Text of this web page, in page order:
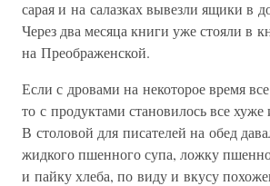
сарая и на салазках вывезли ящики в
Через два месяца книги уже стояли в
на Преображенской.
Если с дровами на некоторое время
то с продуктами становилось все хуже
В столовой для писателей на обед
жидкого пшенного супа, ложку
и пайку хлеба, по виду и вкусу